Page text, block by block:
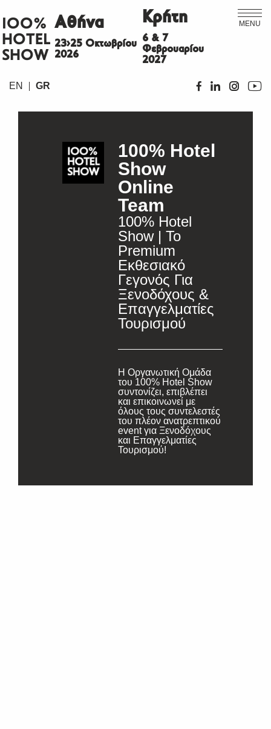
MENU
ΙΟΟ%
HOTEL
SHOW
Αθήνα
23>25 Οκτωβρίου
2026
Κρήτη
6 & 7
Φεβρουαρίου
2027
EN GR
100% Hotel
Show
Online
Team
100% Hotel
Show | Το
Premium
Εκθεσιακό
Γεγονός Για
Ξενοδόχους &
Επαγγελματίες
Τουρισμού
Η Οργανωτική Ομάδα
του 100% Hotel Show
συντονίζει, επιβλέπει
και επικοινωνεί με
όλους τους συντελεστές
του πλέον ανατρεπτικού
event για Ξενοδόχους
και Επαγγελματίες
Τουρισμού!